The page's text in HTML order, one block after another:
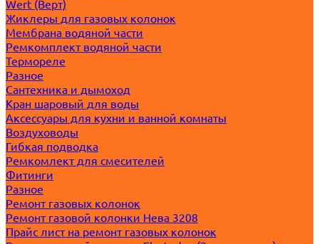
Wert (Верт)
Жиклеры для газовых колонок
Мембрана водяной части
Ремкомплект водяной части
Термореле
Разное
Сантехника и дымоход
Кран шаровый для воды
Аксессуары для кухни и ванной комнаты
Воздуховоды
Гибкая подводка
Ремкомлект для смесителей
Фитинги
Разное
Ремонт газовых колонок
Ремонт газовой колонки Нева 3208
Прайс лист на ремонт газовых колонок